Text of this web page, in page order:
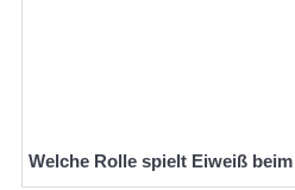
Welche Rolle spielt Eiweiß